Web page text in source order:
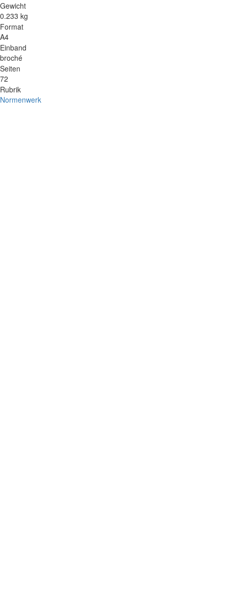
Gewicht
0.233 kg
Format
A4
Einband
broché
Seiten
72
Rubrik
Normenwerk